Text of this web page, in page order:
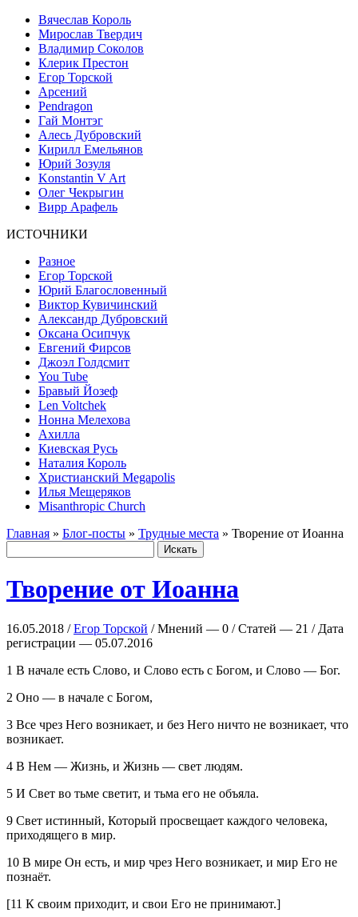
Вячеслав Король
Мирослав Твердич
Владимир Соколов
Клерик Престон
Егор Topской
Арсений
Pendragon
Гай Монтэг
Алесь Дубровский
Кирилл Емельянов
Юрий Зозуля
Konstantin V Art
Олег Чекрыгин
Вирр Арафель
ИСТОЧНИКИ
Разное
Егор Торской
Юрий Благословенный
Виктор Кувичинский
Александр Дубровский
Оксана Осипчук
Евгений Фирсов
Джоэл Голдсмит
You Tube
Бравый Йозеф
Len Voltchek
Нонна Мелехова
Ахилла
Киевская Русь
Наталия Король
Христианский Megapolis
Илья Мещеряков
Misanthropic Church
Главная » Блог-посты » Трудные места » Творение от Иоанна
Творение от Иоанна
16.05.2018 /Егор Торской / Мнений — 0 / Статей — 21 / Дата
регистрации — 05.07.2016
1 В начале есть Слово, и Слово есть с Богом, и Слово — Бог.
2 Оно — в начале с Богом,
3 Все чрез Него возникает, и без Него ничто не возникает, что
возникает.
4 В Нем — Жизнь, и Жизнь — свет людям.
5 И Свет во тьме светит, и тьма его не объяла.
9 Свет истинный, Который просвещает каждого человека,
приходящего в мир.
10 В мире Он есть, и мир чрез Него возникает, и мир Его не
познаёт.
[11 К своим приходит, и свои Его не принимают.]